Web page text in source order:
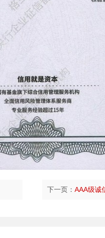
下一页： AAA级诚